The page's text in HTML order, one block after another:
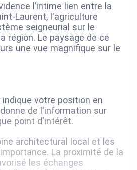
l’intime lien entre la
Laurent, l'agriculture
seigneurial sur le
région. Le paysage de ce
une vue magnifique sur le
votre position en
de l'information sur
point d'intérêt.
architectural local et les
La proximité de la
les échanges